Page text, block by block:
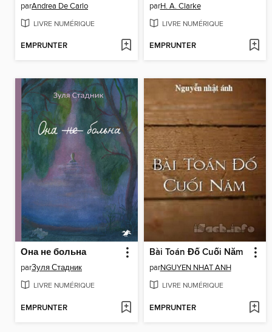
parAndrea De Carlo
LIVRE NUMÉRIQUE
EMPRUNTER
parH. A. Clarke
LIVRE NUMÉRIQUE
EMPRUNTER
Она не больна
parЗуля Стадник
LIVRE NUMÉRIQUE
EMPRUNTER
Bài Toán Đố Cuối Năm
parNGUYEN NHAT ANH
LIVRE NUMÉRIQUE
EMPRUNTER